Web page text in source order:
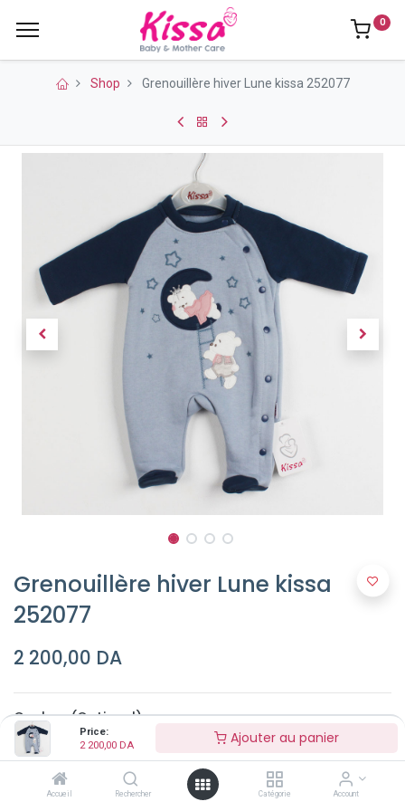
Price:
2 200,00 DA Ajouter au panier
Accueil Rechercher Catégorie Account
0
Shop Grenouillère hiver Lune kissa 252077
Grenouillère hiver Lune kissa
252077
2 200,00 DA
Couleur (Optionel)